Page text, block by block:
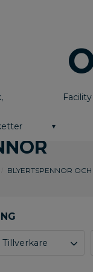
Facility
BLYERTSPENNOR
Tillverkare